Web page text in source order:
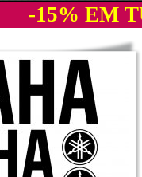
-15% EM